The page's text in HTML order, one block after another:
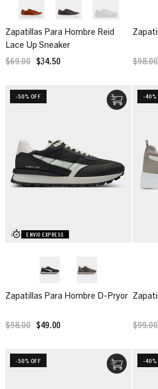
Zapatillas Para Hombre Reid
Lace Up Sneaker
$69.00 $34.50 $98.00
ENVIO EXPRESS
-50% OFF
Zapatillas Para Hombre D-Pryor
$98.00 $49.00
-40%
$99.00
-50% OFF -40%